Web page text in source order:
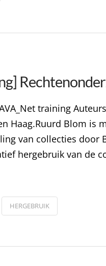
training
Haag.Ruurd Blom is
van collecties door
hergebruik van de
HERGEBRUIK